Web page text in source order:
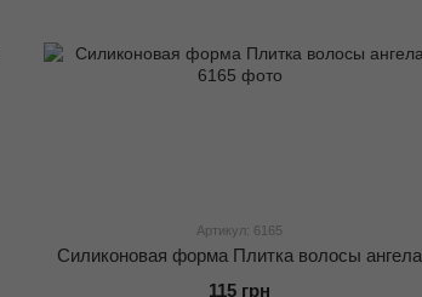
Артикул: 6165
Силиконовая форма Плитка волосы ангела
115 грн